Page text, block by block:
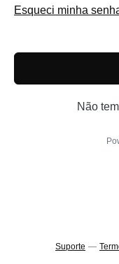
Esqueci minha
Não
Suporte —